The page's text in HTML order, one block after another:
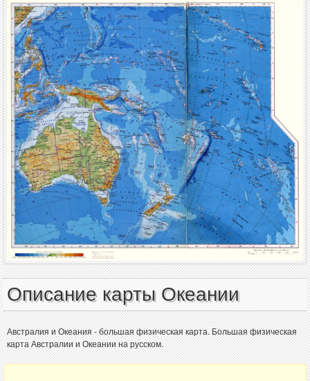
Описание карты Океании
Австралия и Океания - большая физическая карта. Большая физическая
карта Австралии и Океании на русском.